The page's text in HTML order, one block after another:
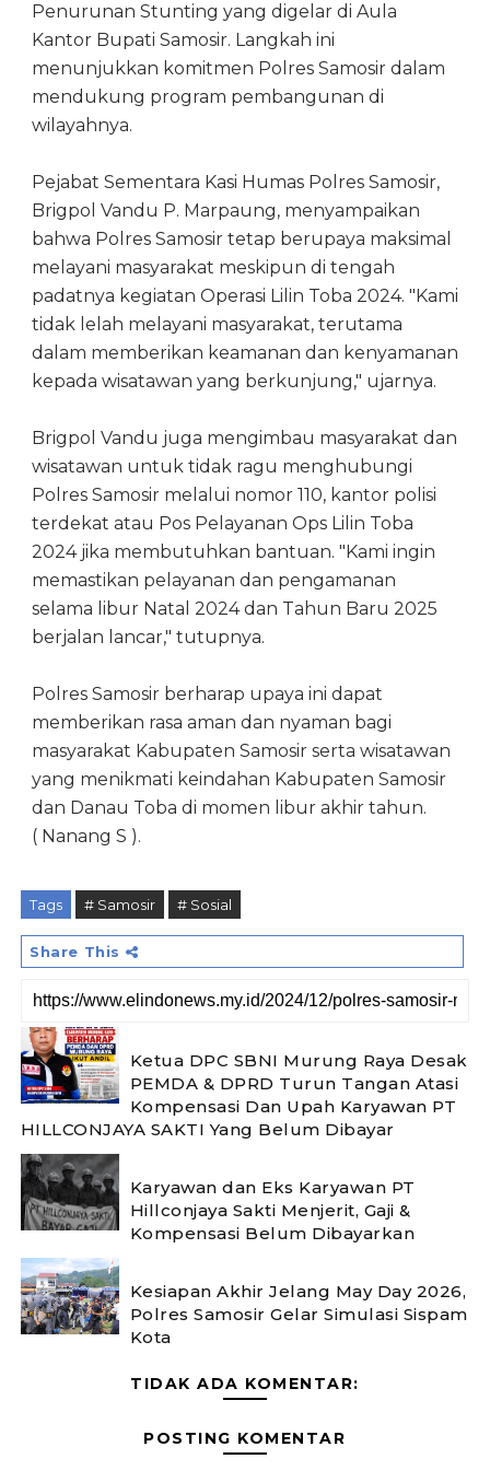
Penurunan Stunting yang digelar di Aula
Kantor Bupati Samosir. Langkah ini
menunjukkan komitmen Polres Samosir dalam
mendukung program pembangunan di
wilayahnya.
Pejabat Sementara Kasi Humas Polres Samosir,
Brigpol Vandu P. Marpaung, menyampaikan
bahwa Polres Samosir tetap berupaya maksimal
melayani masyarakat meskipun di tengah
padatnya kegiatan Operasi Lilin Toba 2024. "Kami
tidak lelah melayani masyarakat, terutama
dalam memberikan keamanan dan kenyamanan
kepada wisatawan yang berkunjung," ujarnya.
Brigpol Vandu juga mengimbau masyarakat dan
wisatawan untuk tidak ragu menghubungi
Polres Samosir melalui nomor 110, kantor polisi
terdekat atau Pos Pelayanan Ops Lilin Toba
2024 jika membutuhkan bantuan. "Kami ingin
memastikan pelayanan dan pengamanan
selama libur Natal 2024 dan Tahun Baru 2025
berjalan lancar," tutupnya.
Polres Samosir berharap upaya ini dapat
memberikan rasa aman dan nyaman bagi
masyarakat Kabupaten Samosir serta wisatawan
yang menikmati keindahan Kabupaten Samosir
dan Danau Toba di momen libur akhir tahun.
( Nanang S ).
Tags # Samosir # Sosial
Share This
Ketua DPC SBNI Murung Raya Desak
PEMDA & DPRD Turun Tangan Atasi
Kompensasi Dan Upah Karyawan PT
HILLCONJAYA SAKTI Yang Belum Dibayar
Karyawan dan Eks Karyawan PT
Hillconjaya Sakti Menjerit, Gaji &
Kompensasi Belum Dibayarkan
Kesiapan Akhir Jelang May Day 2026,
Polres Samosir Gelar Simulasi Sispam
Kota
TIDAK ADA KOMENTAR:
POSTING KOMENTAR